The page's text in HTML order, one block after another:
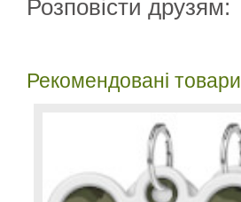
Розповісти друзям:
Рекомендовані товари